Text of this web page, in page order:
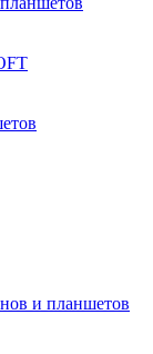
и планшетов